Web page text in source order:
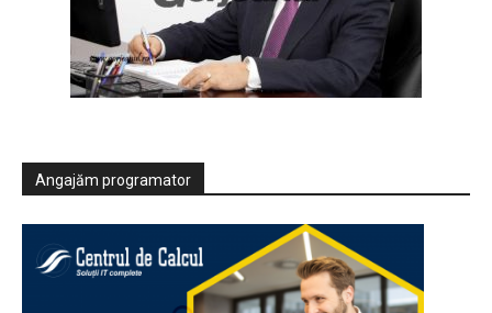
Angajăm programator